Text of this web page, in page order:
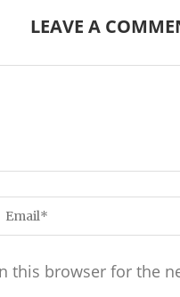
LEAVE A
this browser for the